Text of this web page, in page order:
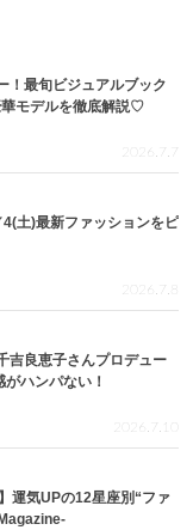
！最旬ビジュアルブック
華モデルを徹底解説♡
2026.7.7
4(土)最新ファッションをピ
2026.7.8
吉良恵子さんプロデュー
ハンパない！
2026.7.10
運気UPの12星座別“ファ